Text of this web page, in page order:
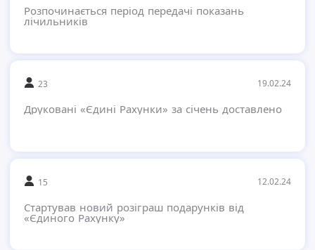
Розпочинається період передачі показань
лічильників
23 19.02.24
Друковані «Єдині Рахунки» за січень доставлено
15 12.02.24
Стартував новий розіграш подарунків від
«Єдиного Рахунку»